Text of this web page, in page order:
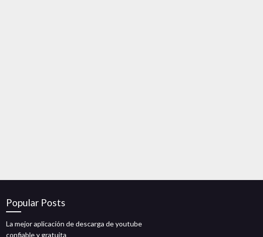
Popular Posts
La mejor aplicación de descarga de youtube
confiable y gratuita